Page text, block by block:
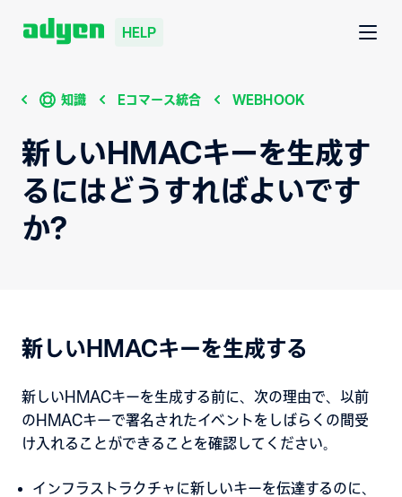
HELP
知識 Eコマース統合 WEBHOOK
新しいHMACキーを生成す
るにはどうすればよいです
か?
新しいHMACキーを生成する
新しいHMACキーを生成する前に、次の理由で、以前
のHMACキーで署名されたイベントをしばらくの間受
け入れることができることを確認してください。
インフラストラクチャに新しいキーを伝達するのに、